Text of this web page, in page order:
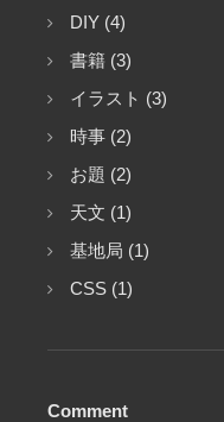
DIY (4)
書籍 (3)
イラスト (3)
時事 (2)
お題 (2)
天文 (1)
基地局 (1)
CSS (1)
Comment